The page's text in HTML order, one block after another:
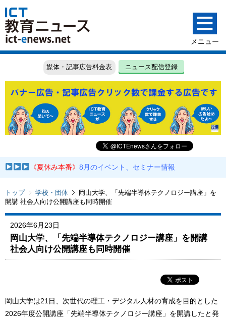
媒体・記事広告料金表 ニュース配信登録
《夏休み本番》8月のイベント、セミナー情報
トップ 学校・団体
岡山大学、「先端半導体テクノロジー講座」を
開講 社会人向け公開講座も同時開催
2026年6月23日
岡山大学、「先端半導体テクノロジー講座」を開講
社会人向け公開講座も同時開催
岡山大学は21日、次世代の理工・デジタル人材の育成を目的とした
2026年度公開講座「先端半導体テクノロジー講座」を開講したと発